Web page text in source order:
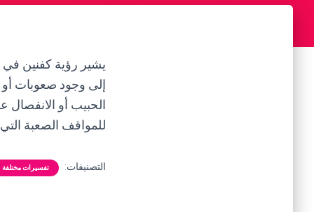
يشير رؤية كفنين في
إلى وجود صعوبات أو
الحبيب أو
للمواقف الصعبة
التصنيفات: تفسيرات مختلفة